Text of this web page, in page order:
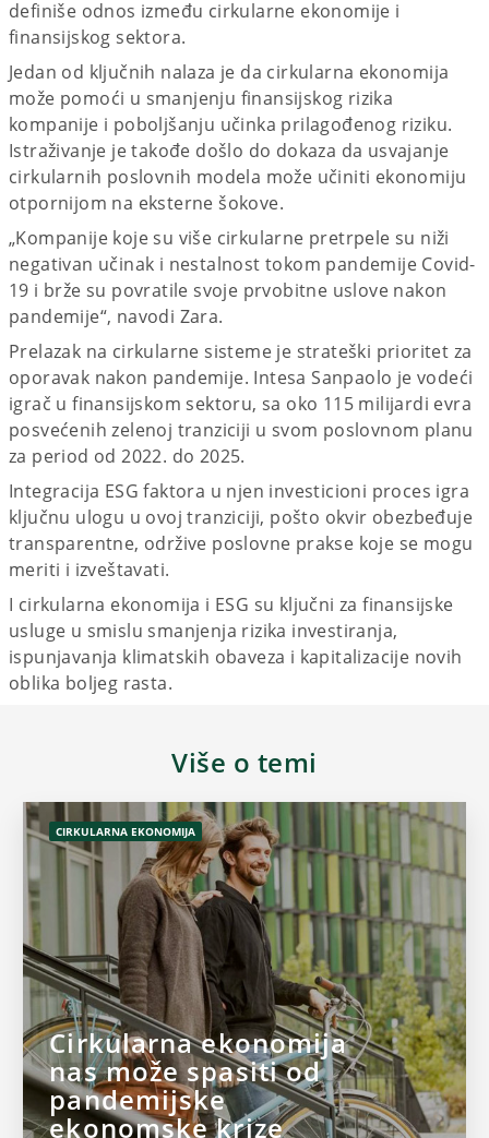
definiše odnos između cirkularne ekonomije i
finansijskog sektora.
Jedan od ključnih nalaza je da cirkularna ekonomija
može pomoći u smanjenju finansijskog rizika
kompanije i poboljšanju učinka prilagođenog riziku.
Istraživanje je takođe došlo do dokaza da usvajanje
cirkularnih poslovnih modela može učiniti ekonomiju
otpornijom na eksterne šokove.
„Kompanije koje su više cirkularne pretrpele su niži
negativan učinak i nestalnost tokom pandemije Covid-
19 i brže su povratile svoje prvobitne uslove nakon
pandemije“, navodi Zara.
Prelazak na cirkularne sisteme je strateški prioritet za
oporavak nakon pandemije. Intesa Sanpaolo je vodeći
igrač u finansijskom sektoru, sa oko 115 milijardi evra
posvećenih zelenoj tranziciji u svom poslovnom planu
za period od 2022. do 2025.
Integracija ESG faktora u njen investicioni proces igra
ključnu ulogu u ovoj tranziciji, pošto okvir obezbeđuje
transparentne, održive poslovne prakse koje se mogu
meriti i izveštavati.
I cirkularna ekonomija i ESG su ključni za finansijske
usluge u smislu smanjenja rizika investiranja,
ispunjavanja klimatskih obaveza i kapitalizacije novih
oblika boljeg rasta.
Više o temi
CIRKULARNA EKONOMIJA
Cirkularna ekonomija
nas može spasiti od
pandemijske
ekonomske krize